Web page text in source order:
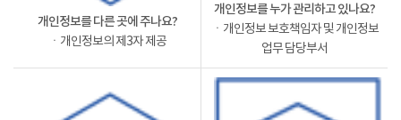
개인정보를 다른 곳에 주나요?
ㆍ개인정보의 제3자 제공
개인정보를 누가 관리하고 있나요?
ㆍ개인정보 보호책임자 및 개인정보
업무 담당부서